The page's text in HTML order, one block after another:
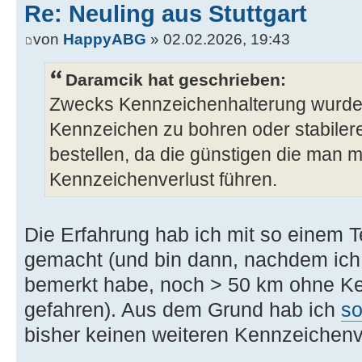
Re: Neuling aus Stuttgart
von HappyABG » 02.02.2026, 19:43
Daramcik hat geschrieben:
Zwecks Kennzeichenhalterung
Kennzeichen zu bohren oder
bestellen, da die günstigen die man
Kennzeichenverlust führen.
Die Erfahrung hab ich mit so einem
gemacht (und bin dann, nachdem
bemerkt habe, noch > 50 km ohne
gefahren). Aus dem Grund hab ich
bisher keinen weiteren